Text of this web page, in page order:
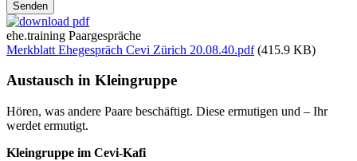
ehe.training Paargespräche
Merkblatt Ehegespräch Cevi Zürich 20.08.40.pdf(415.9 KB)
Austausch in Kleingruppe
Hören, was andere Paare beschäftigt. Diese ermutigen und – Ihr
werdet ermutigt.
Kleingruppe im Cevi-Kafi